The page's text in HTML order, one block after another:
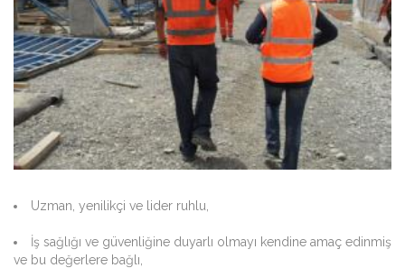
Uzman, yenilikçi ve lider ruhlu,
İş sağlığı ve güvenliğine duyarlı olmayı kendine amaç edinmiş
ve bu değerlere bağlı,